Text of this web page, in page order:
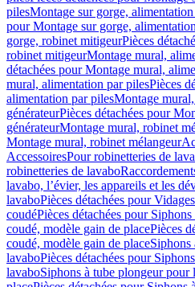
pilesMontage sur gorge,
pour Montage sur gorge,
gorge, robinet mitigeurPièces
robinet mitigeurMontage mural,
détachées pour Montage mural,
mural, alimentation par pilesPièces
alimentation par pilesMontage
générateurPièces détachées pour
générateurMontage mural, robinet
Montage mural, robinet mélangeur
AccessoiresPour robinetteries de
robinetteries de lavabo
lavabo, l’évier, les appareils et les
lavaboPièces détachées pour
coudéPièces détachées pour
coudé, modèle gain de placePièces
coudé, modèle gain de placeSiphons
lavaboPièces détachées pour
lavaboSiphons à tube plongeur pour